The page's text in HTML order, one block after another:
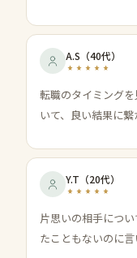
A.S （40代）
転職のタイミング
いて、良い結果に繋
Y.T （20代）
片思いの相手につ
たこともないのに言